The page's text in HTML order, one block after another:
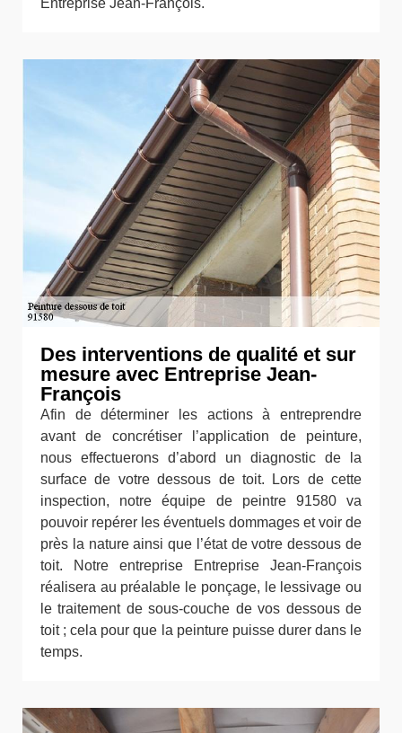
Des interventions de qualité et sur
mesure avec Entreprise Jean-
François
Afin de déterminer les actions à entreprendre
avant de concrétiser l’application de peinture,
nous effectuerons d’abord un diagnostic de la
surface de votre dessous de toit. Lors de cette
inspection, notre équipe de peintre 91580 va
pouvoir repérer les éventuels dommages et voir de
près la nature ainsi que l’état de votre dessous de
toit. Notre entreprise Entreprise Jean-François
réalisera au préalable le ponçage, le lessivage ou
le traitement de sous-couche de vos dessous de
toit ; cela pour que la peinture puisse durer dans le
temps.